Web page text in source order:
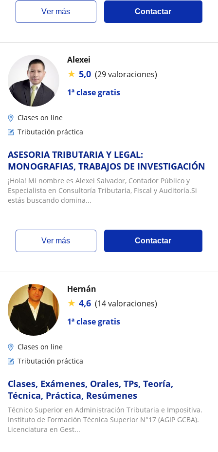
ver más Contactar
1ª clase gratis
Alexei
★ 5,0 (29 valoraciones)
Clases on line
Tributación práctica
ASESORIA TRIBUTARIA Y LEGAL:
MONOGRAFIAS, TRABAJOS DE INVESTIGACIÓN
¡Hola! Mi nombre es Alexei Salvador, Contador Público y
Especialista en Consultoría Tributaria, Fiscal y Auditoría.Si
estás buscando domina...
ver más Contactar
1ª clase gratis
Hernán
★ 4,6 (14 valoraciones)
Clases on line
Tributación práctica
Clases, Exámenes, Orales, TPs, Teoría,
Técnica, Práctica, Resúmenes
Técnico Superior en Administración Tributaria e Impositiva.
Instituto de Formación Técnica Superior N°17 (AGIP GCBA).
Licenciatura en Gest...